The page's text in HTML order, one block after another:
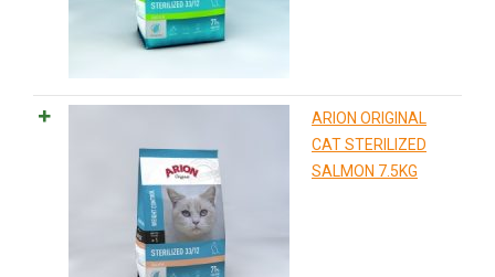
ARION ORIGINAL
CAT STERILIZED
SALMON 7.5KG